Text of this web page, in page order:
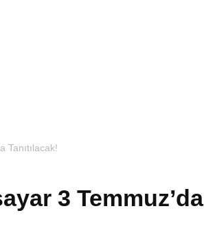
Tanıtılacak!
3 Temmuz’da